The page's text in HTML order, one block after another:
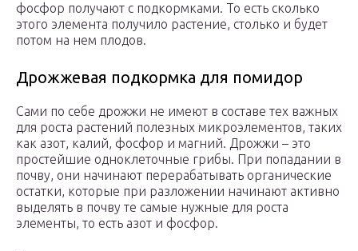
фосфор получают с подкормками. То есть сколько
этого элемента получило растение, столько и будет
потом на нем плодов.
Дрожжевая подкормка для помидор
Сами по себе дрожжи не имеют в составе тех важных
для роста растений полезных микроэлементов, таких
как азот, калий, фосфор и магний. Дрожжи – это
простейшие одноклеточные грибы. При попадании в
почву, они начинают перерабатывать органические
остатки, которые при разложении начинают активно
выделять в почву те самые нужные для роста
элементы, то есть азот и фосфор.